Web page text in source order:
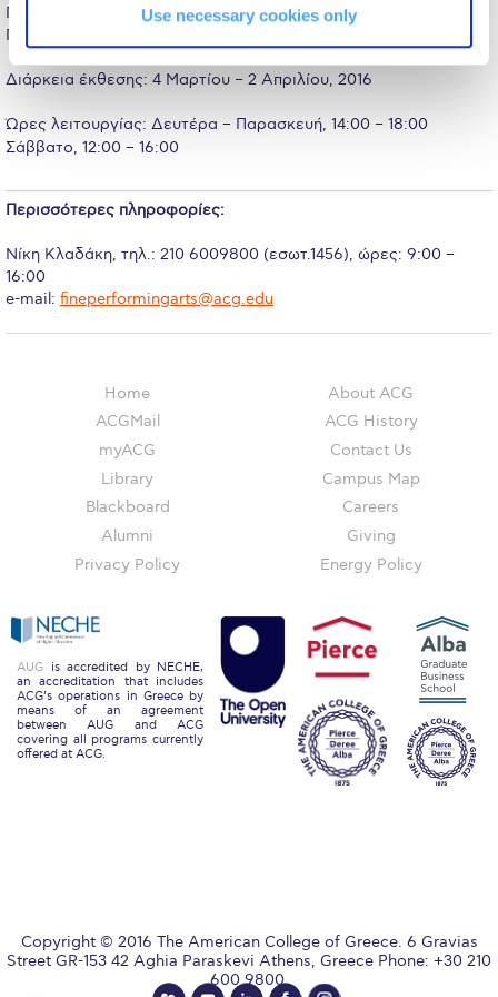
Use necessary cookies only
Unibuddy
Welcome to Athens 2026
Welcome to Athens Fall guide
ACG Goes Smoke-free
Reduce your FOODprint
Reduce, Reuse, Recycle
Boroume at the Farmers’ Market
Sustainability @ Commencement
Sustainability Tips
Education and Research
Γκαλερί ACG, Αμερικανικό Κολλέγιο Ελλάδος, Γραβιάς 6, Αγία
Παρασκευή
Διάρκεια έκθεσης: 4 Μαρτίου – 2 Απριλίου, 2016
Ώρες λειτουργίας: Δευτέρα – Παρασκευή, 14:00 – 18:00
Σάββατο, 12:00 – 16:00
Περισσότερες πληροφορίες:
Νίκη Κλαδάκη, τηλ.: 210 6009800 (εσωτ.1456), ώρες: 9:00 –
16:00
e-mail: fineperformingarts@acg.edu
Home
ACGMail
myACG
Library
Blackboard
Alumni
Privacy Policy
About ACG
ACG History
Contact Us
Campus Map
Careers
Giving
Energy Policy
AUG is accredited by NECHE,
an accreditation that includes
ACG’s operations in Greece by
means of an agreement
between AUG and ACG
covering all programs currently
offered at ACG.
Copyright © 2016 The American College of Greece. 6 Gravias
Street GR-153 42 Aghia Paraskevi Athens, Greece Phone: +30 210
600 9800.